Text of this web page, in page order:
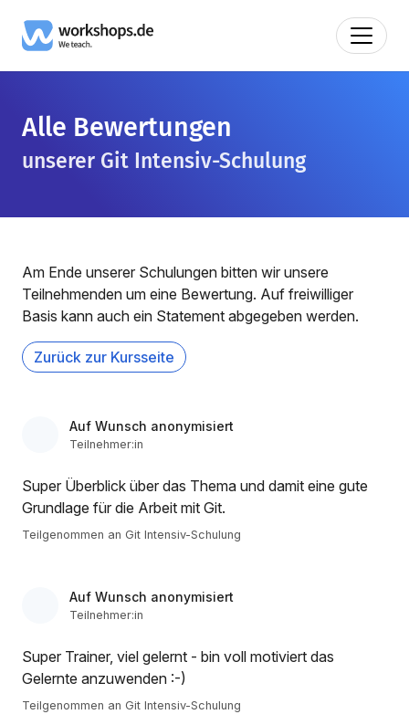
Alle Bewertungen
unserer Git Intensiv-Schulung
Am Ende unserer Schulungen bitten wir unsere
Teilnehmenden um eine Bewertung. Auf freiwilliger
Basis kann auch ein Statement abgegeben werden.
Zurück zur Kursseite
Auf Wunsch anonymisiert
Teilnehmer:in
Super Überblick über das Thema und damit eine gute
Grundlage für die Arbeit mit Git.
Teilgenommen an Git Intensiv-Schulung
Auf Wunsch anonymisiert
Teilnehmer:in
Super Trainer, viel gelernt - bin voll motiviert das
Gelernte anzuwenden :-)
Teilgenommen an Git Intensiv-Schulung